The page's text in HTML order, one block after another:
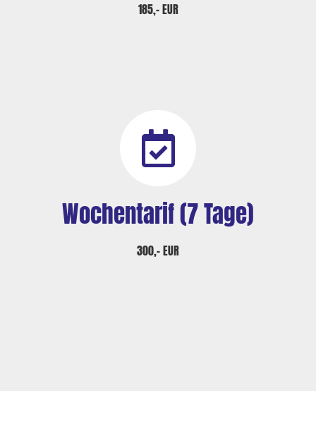
185,– EUR
Wochentarif (7 Tage)
300,– EUR